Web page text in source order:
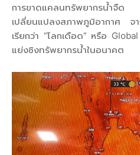
การขาดแคลนทรัพยากรน้ำ
เปลี่ยนแปลงสภาพภูมิอากาศ จา
เรียกว่า “โลกเดือด” หรือ
แย่งชิงทรัพยากรน้ำในอนาคต